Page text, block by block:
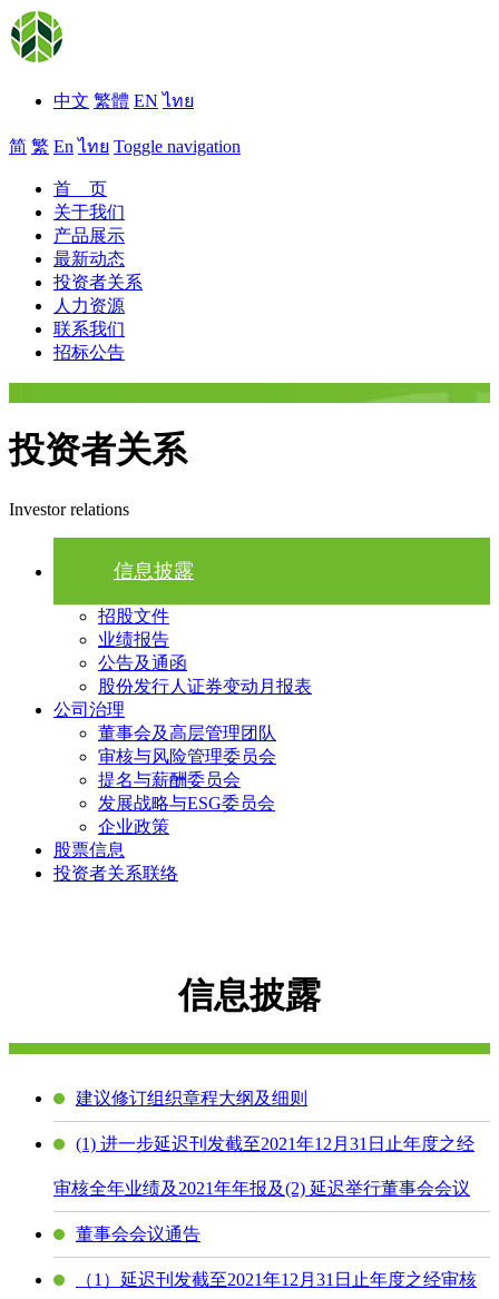
中文 繁體 EN ไทย
简 繁 En ไทย Toggle navigation
首 页
关于我们
产品展示
最新动态
投资者关系
人力资源
联系我们
招标公告
投资者关系
Investor relations
信息披露
招股文件
业绩报告
公告及通函
股份发行人证券变动月报表
公司治理
董事会及高层管理团队
审核与风险管理委员会
提名与薪酬委员会
发展战略与ESG委员会
企业政策
股票信息
投资者关系联络
信息披露
建议修订组织章程大纲及细则
(1) 进一步延迟刊发截至2021年12月31日止年度之经
审核全年业绩及2021年年报及(2) 延迟举行董事会会议
董事会会议通告
（1）延迟刊发截至2021年12月31日止年度之经审核